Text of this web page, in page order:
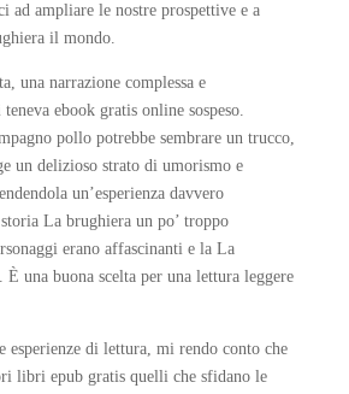
ad ampliare le nostre prospettive e a
il mondo.
una narrazione complessa e
ebook gratis online sospeso.
pollo potrebbe sembrare un trucco,
un delizioso strato di umorismo e
un’esperienza davvero
La brughiera un po’ troppo
erano affascinanti e la La
È una buona scelta per una lettura leggere
esperienze di lettura, mi rendo conto che
libri epub gratis quelli che sfidano le